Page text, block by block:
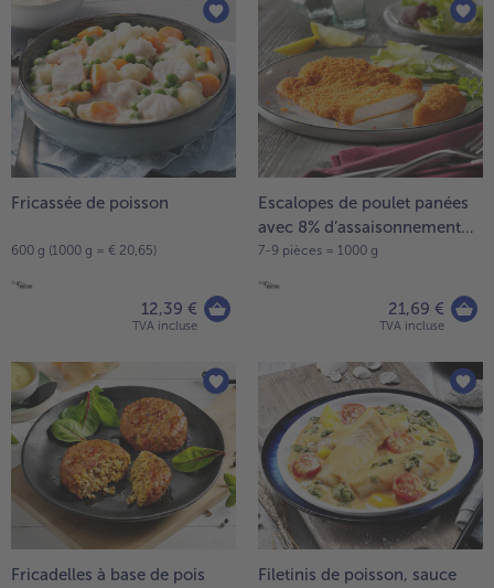
Fricassée de poisson
600 g (1000 g = € 20,65)
12,39 €
TVA incluse
Escalopes de poulet panées
avec 8% d’assaisonnement
liquide
7-9 pièces = 1000 g
21,69 €
TVA incluse
Fricadelles à base de pois
Filetinis de poisson, sauce